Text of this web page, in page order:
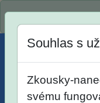
Souhlas s
Zkousky-
svému